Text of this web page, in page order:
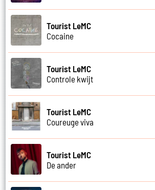
Tourist LeMC
Cocaine
Tourist LeMC
Controle kwijt
Tourist LeMC
Coureuge viva
Tourist LeMC
De ander